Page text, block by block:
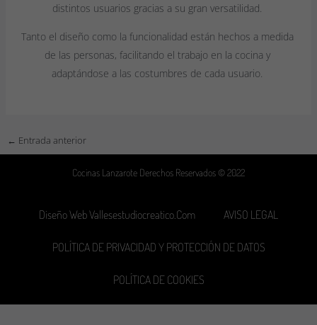
distintos usuarios gracias a su gran versatilidad.
Tanto el diseño como la funcionalidad están hechos a medida
de las personas, facilitando el trabajo en la cocina y
adaptándose a las costumbres de cada usuario.
← Entrada anterior
Cocinas Lanzarote Derechos Reservados © 2022
Diseño Web Vallesestudiocreatico.com AVISO LEGAL
POLÍTICA DE PRIVACIDAD Y PROTECCIÓN DE DATOS
POLÍTICA DE COOKIES